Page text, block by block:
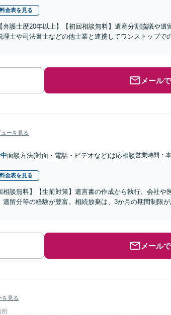
料金表を見る
弁護士歴20年以上】【初回相談無料】遺産分割協議や遺
士や司法書士などの他士業と連携してワンストップで
メール
ーを見る
面談方法(対面・電話・ビデオなど)は応相談営業時間：
料金表を見る
相談無料】【生前対策】遺言書の作成から執行、会社や
留分等の経験が豊富。相続放棄は、3か月の期間制限
メール
を見る
所